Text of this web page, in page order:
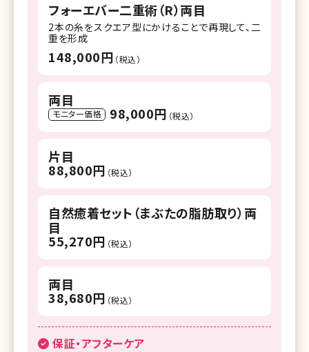
フォーエバー二重術（R）両目
2本の糸をスクエア型にかけることで再現して、二
重を形成
148,000円 （税込）
両目
モニター価格 98,000円 （税込）
片目
88,800円 （税込）
自然癒着セット（まぶたの脂肪取り）両
目
55,270円 （税込）
両目
38,680円 （税込）
保証・アフターケア